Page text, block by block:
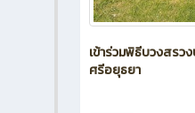
เข้าร่วมพิธีบวงสรว
ศรีอยุธยา